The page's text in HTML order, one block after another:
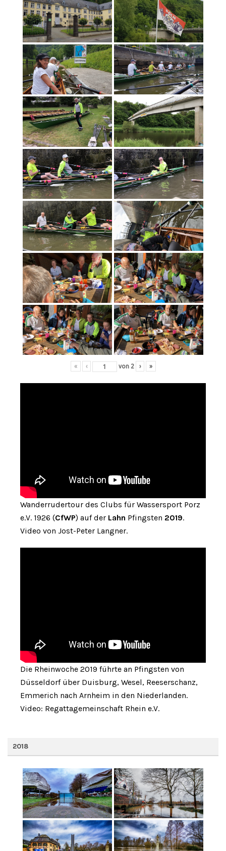
« ‹ von 2 › »
Wanderrudertour des Clubs für Wassersport Porz
e.V. 1926 (CfWP) auf der Lahn Pfingsten 2019.
Video von Jost-Peter Langner.
Die Rheinwoche 2019 führte an Pfingsten von
Düsseldorf über Duisburg, Wesel, Reeserschanz,
Emmerich nach Arnheim in den Niederlanden.
Video: Regattagemeinschaft Rhein e.V.
2018